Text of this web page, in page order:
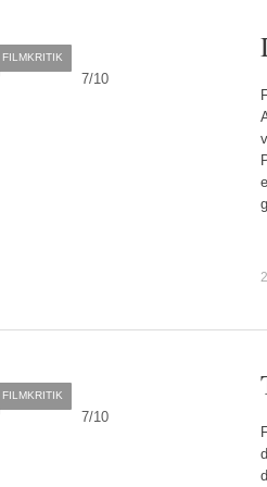
7/10
FILMKRITIK
7/10
FILMKRITIK